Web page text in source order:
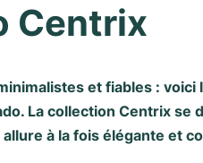
Centrix
et fiables :
La collection Centrix
à la fois élégante et